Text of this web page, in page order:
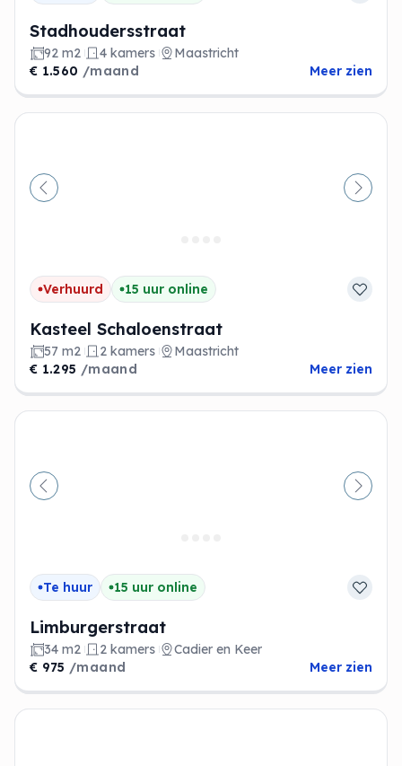
Stadhoudersstraat
92 m2 4 kamers
Maastricht
€ 1.560 /maand Meer zien
Vorige
Verhuurd 15 uur online
Kasteel Schaloenstraat
57 m2 2 kamers
Maastricht
€ 1.295 /maand Meer zien
Vorige
Te huur 15 uur online
Limburgerstraat
34 m2 2 kamers
Cadier en Keer
€ 975 /maand Meer zien